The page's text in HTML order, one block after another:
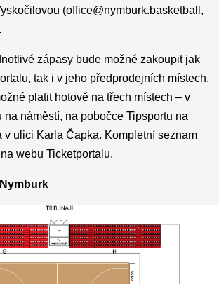
(office@nymburk.basketball,
zápasy bude možné zakoupit jak
tak i v jeho předprodejních místech.
platit hotově na třech místech – v
na náměstí, na pobočce Tipsportu na
v ulici Karla Čapka. Kompletní seznam
webu Ticketportalu.